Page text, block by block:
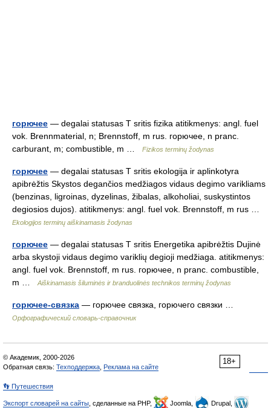
горючее — degalai statusas T sritis fizika atitikmenys: angl. fuel
vok. Brennmaterial, n; Brennstoff, m rus. горючее, n pranc.
carburant, m; combustible, m …
Fizikos terminų žodynas
горючее — degalai statusas T sritis ekologija ir aplinkotyra
apibrėžtis Skystos degančios medžiagos vidaus degimo varikliams
(benzinas, ligroinas, dyzelinas, žibalas, alkoholiai, suskystintos
degiosios dujos). atitikmenys: angl. fuel vok. Brennstoff, m rus …
Ekologijos terminų aiškinamasis žodynas
горючее — degalai statusas T sritis Energetika apibrėžtis Dujinė
arba skystoji vidaus degimo variklių degioji medžiaga. atitikmenys:
angl. fuel vok. Brennstoff, m rus. горючее, n pranc. combustible,
m …
Aiškinamasis šiluminės ir branduolinės technikos terminų žodynas
горючее-связка — горючее связка, горючего связки …
Орфографический словарь-справочник
18+
© Академик, 2000-2026
Обратная связь: Техподдержка Реклама на сайте
👣 Путешествия
Экспорт словарей на сайты , сделанные на PHP, Joomla, Drupal,